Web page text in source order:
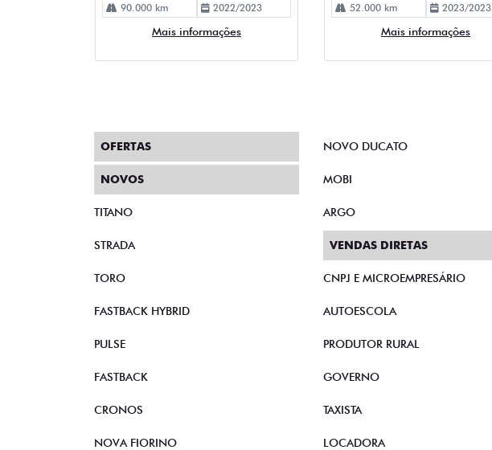
90.000 km 2022/2023
Mais informações
52.000 km 2023/2023
Mais informações
OFERTAS
NOVOS
TITANO
STRADA
TORO
FASTBACK HYBRID
PULSE
FASTBACK
CRONOS
NOVA FIORINO
NOVO DUCATO
MOBI
ARGO
VENDAS DIRETAS
CNPJ E MICROEMPRESÁRIO
AUTOESCOLA
PRODUTOR RURAL
GOVERNO
TAXISTA
LOCADORA